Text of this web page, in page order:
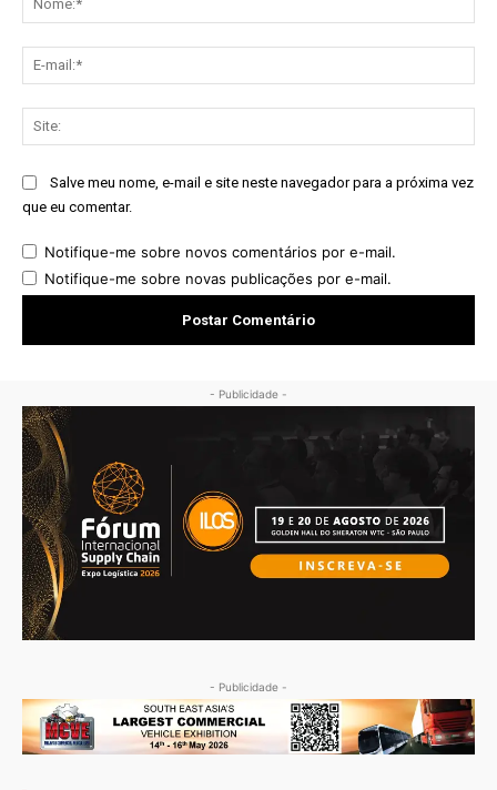
Salve meu nome, e-mail e site neste navegador para a próxima vez
que eu comentar.
Notifique-me sobre novos comentários por e-mail.
Notifique-me sobre novas publicações por e-mail.
- Publicidade -
- Publicidade -